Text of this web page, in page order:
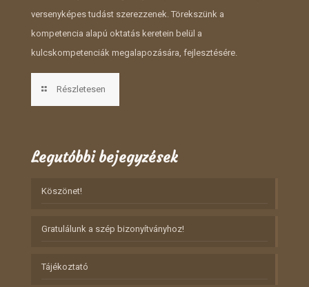
versenyképes tudást szerezzenek. Törekszünk a
kompetencia alapú oktatás keretein belül a
kulcskompetenciák megalapozására, fejlesztésére.
Részletesen
Legutóbbi bejegyzések
Köszönet!
Gratulálunk a szép bizonyítványhoz!
Tájékoztató